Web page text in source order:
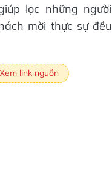
lọc những
mời thực sự
Xem link nguồn